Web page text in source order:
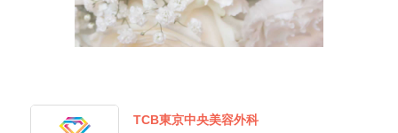
TCB東京中央美容外科